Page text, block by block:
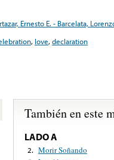
Ernesto E. - Barcelata,
, love,declaration
También en este
LADO A
2. Morir Soñando